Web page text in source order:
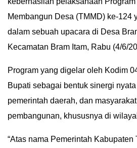
OTOMOTIF
HIBURAN
GALLERY
IN
Membangun Desa (TMMD) ke-124
dalam sebuah upacara di Desa
Kecamatan Bram Itam, Rabu (4/6/
Program yang digelar oleh Kodim
Bupati sebagai bentuk sinergi
pemerintah daerah, dan
pembangunan, khususnya di
“Atas nama Pemerintah Kabupaten